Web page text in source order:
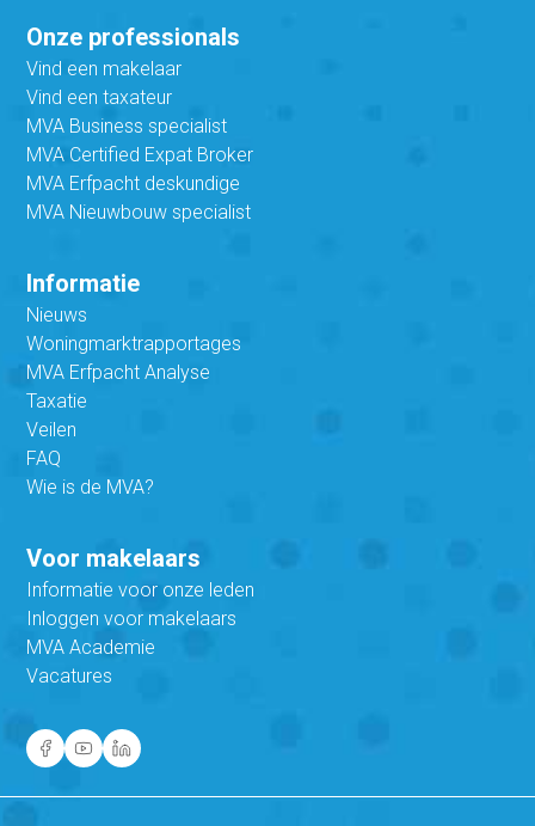
Onze professionals
Vind een makelaar
Vind een taxateur
MVA Business specialist
MVA Certified Expat Broker
MVA Erfpacht deskundige
MVA Nieuwbouw specialist
Informatie
Nieuws
Woningmarktrapportages
MVA Erfpacht Analyse
Taxatie
Veilen
FAQ
Wie is de MVA?
Voor makelaars
Informatie voor onze leden
Inloggen voor makelaars
MVA Academie
Vacatures